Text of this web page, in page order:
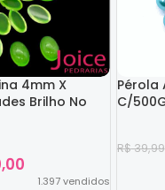
4mm X
Brilho No
1.397vendidos
Pérola
C/
R$39,99